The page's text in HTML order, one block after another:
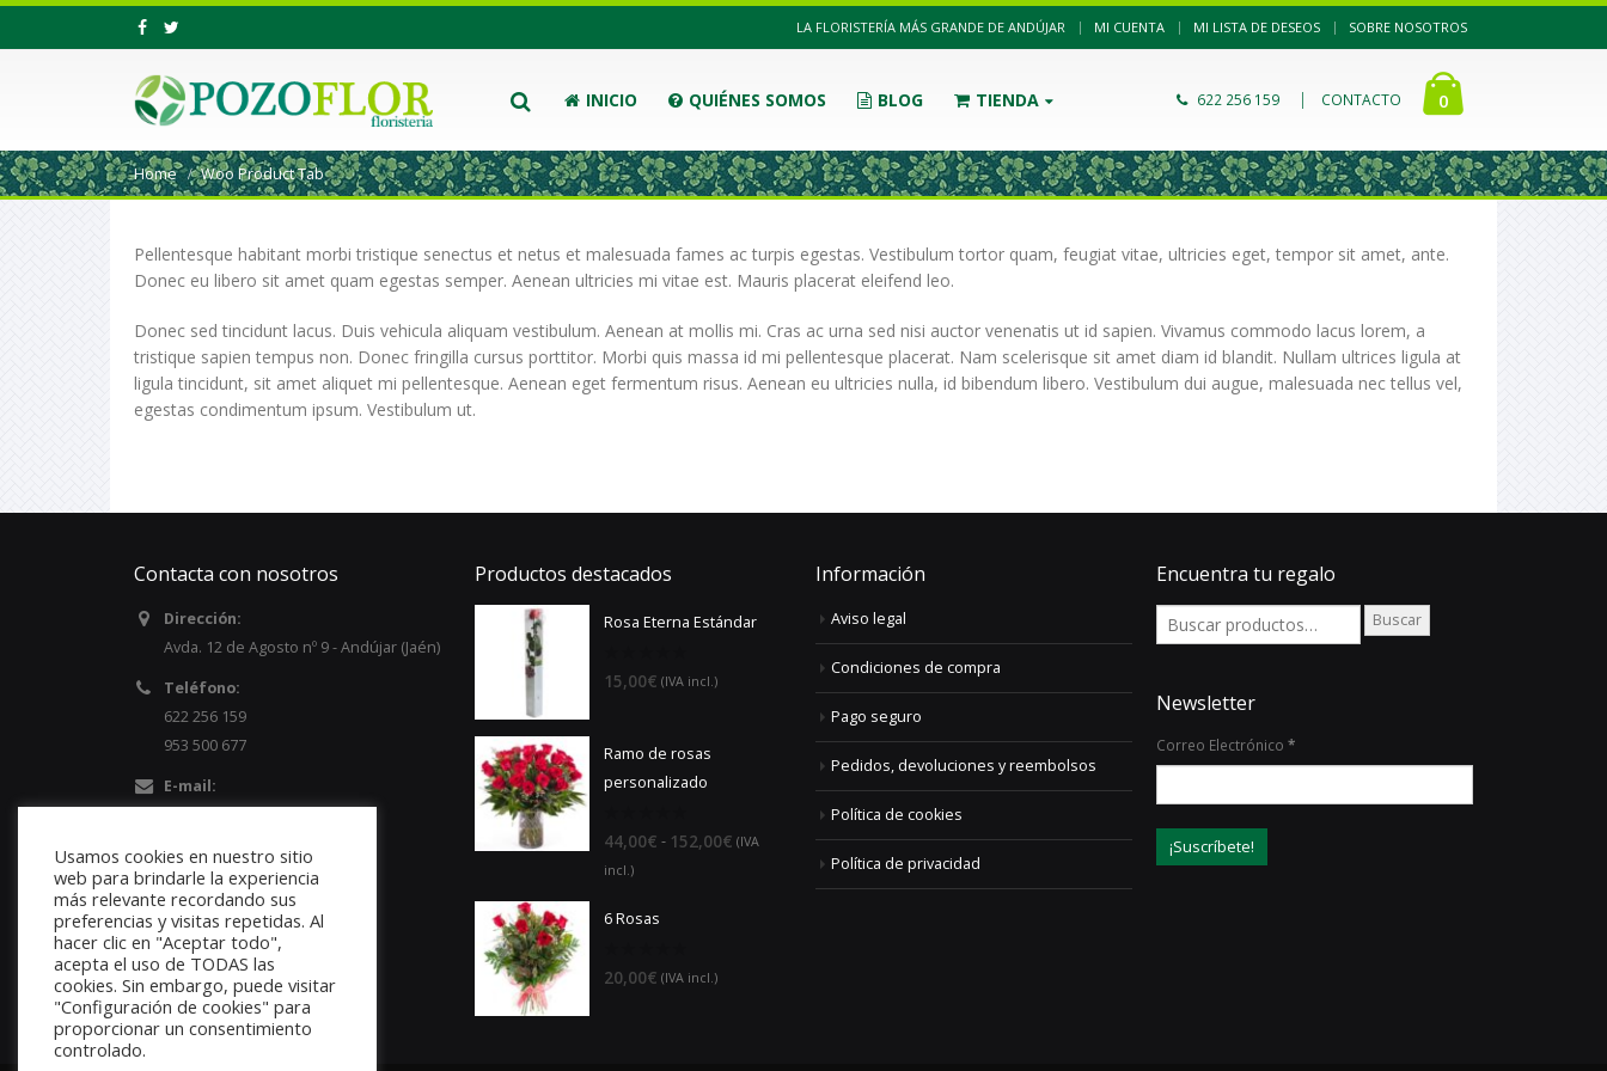
LA FLORISTERÍA MÁS GRANDE DE ANDÚJAR | MI CUENTA MI LISTA DE DESEOS SOBRE NOSOTROS
INICIO QUIÉNES SOMOS BLOG TIENDA 622 256 159 | CONTACTO 0
Home Woo Product Tab
Pellentesque habitant morbi tristique senectus et netus et malesuada fames ac turpis egestas. Vestibulum tortor quam, feugiat vitae, ultricies eget, tempor sit amet, ante.
Donec eu libero sit amet quam egestas semper. Aenean ultricies mi vitae est. Mauris placerat eleifend leo.
Donec sed tincidunt lacus. Duis vehicula aliquam vestibulum. Aenean at mollis mi. Cras ac urna sed nisi auctor venenatis ut id sapien. Vivamus commodo lacus lorem, a
tristique sapien tempus non. Donec fringilla cursus porttitor. Morbi quis massa id mi pellentesque placerat. Nam scelerisque sit amet diam id blandit. Nullam ultrices ligula at
ligula tincidunt, sit amet aliquet mi pellentesque. Aenean eget fermentum risus. Aenean eu ultricies nulla, id bibendum libero. Vestibulum dui augue, malesuada nec tellus vel,
egestas condimentum ipsum. Vestibulum ut.
Contacta con nosotros
Dirección:
Avda. 12 de Agosto nº 9 - Andújar (Jaén)
Teléfono:
622 256 159
953 500 677
E-mail:
Productos destacados
Rosa Eterna Estándar
0
out
15,00€ (IVA incl.)
Ramo de rosas
personalizado
0
out
of
5
44,00€ - 152,00€ Rango
(IVA
incl.)
6 Rosas
0
out
20,00€ (IVA incl.)
Información
Aviso legal
Condiciones de compra
Pago seguro
Pedidos, devoluciones y reembolsos
Política de cookies
Política de privacidad
Encuentra tu regalo
Buscar
Newsletter
Correo Electrónico *
Usamos cookies en nuestro sitio
web para brindarle la experiencia
más relevante recordando sus
preferencias y visitas repetidas. Al
hacer clic en "Aceptar todo",
acepta el uso de TODAS las
cookies. Sin embargo, puede visitar
"Configuración de cookies" para
proporcionar un consentimiento
controlado.